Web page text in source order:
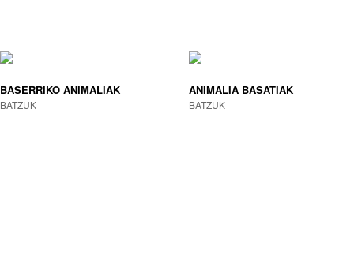
BASERRIKO ANIMALIAK
BATZUK
ANIMALIA BASATIAK
BATZUK